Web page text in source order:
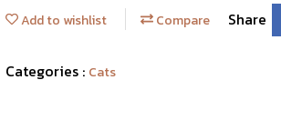
Add to wishlist Compare Share
Categories : Cats